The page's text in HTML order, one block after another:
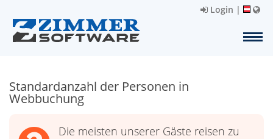
Login |
Standardanzahl der Personen in
Webbuchung
Die meisten unserer Gäste reisen zu